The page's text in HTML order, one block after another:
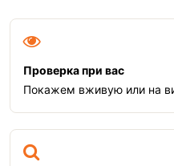
Проверка при вас
Покажем вживую или на